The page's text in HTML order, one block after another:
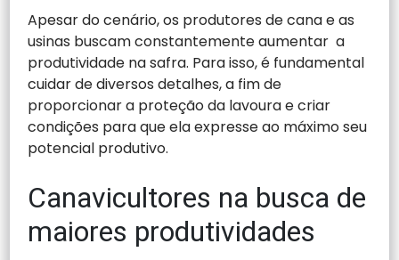
Apesar do cenário, os produtores de cana e as
usinas buscam constantemente aumentar a
produtividade na safra. Para isso, é fundamental
cuidar de diversos detalhes, a fim de
proporcionar a proteção da lavoura e criar
condições para que ela expresse ao máximo seu
potencial produtivo.
Canavicultores na busca de
maiores produtividades